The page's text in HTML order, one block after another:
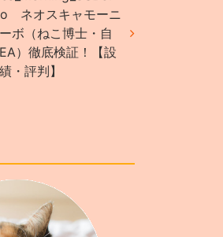
ネオスキャモーニ
ボ（ねこ博士・自
）徹底検証！【設
・評判】